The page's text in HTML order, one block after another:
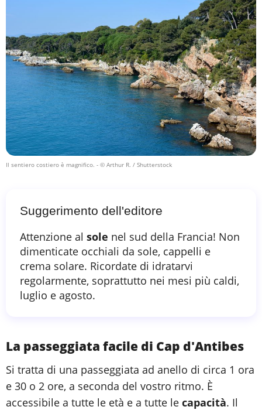
Il sentiero costiero è magnifico. - © Arthur R. / Shutterstock
Suggerimento dell'editore
Attenzione al sole nel sud della Francia! Non
dimenticate occhiali da sole, cappelli e
crema solare. Ricordate di idratarvi
regolarmente, soprattutto nei mesi più caldi,
luglio e agosto.
La passeggiata facile di Cap d'Antibes
Si tratta di una passeggiata ad anello di circa 1 ora
e 30 o 2 ore, a seconda del vostro ritmo. È
accessibile a tutte le età e a tutte le capacità. Il